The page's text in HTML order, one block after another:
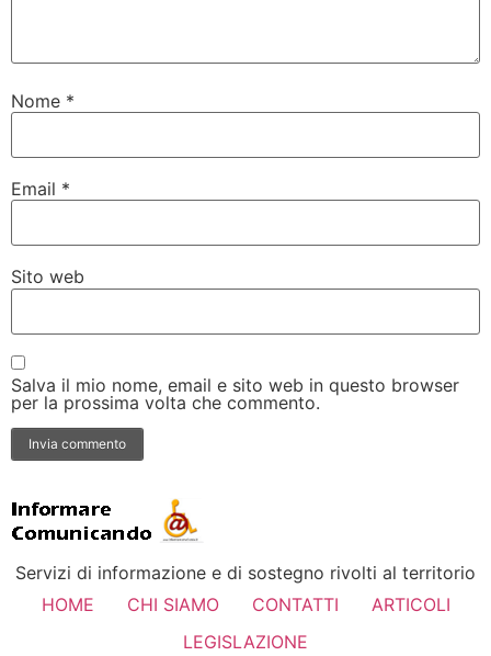
Nome *
Email *
Sito web
Salva il mio nome, email e sito web in questo browser
per la prossima volta che commento.
Servizi di informazione e di sostegno rivolti al territorio
HOME
CHI SIAMO CONTATTI
ARTICOLI
LEGISLAZIONE